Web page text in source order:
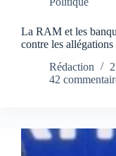
La RAM et les
contre les allégations
Rédaction
42